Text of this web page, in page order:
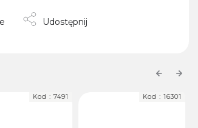
Udostępnij
Previous
Kod : 7491 Kod : 16301
Next